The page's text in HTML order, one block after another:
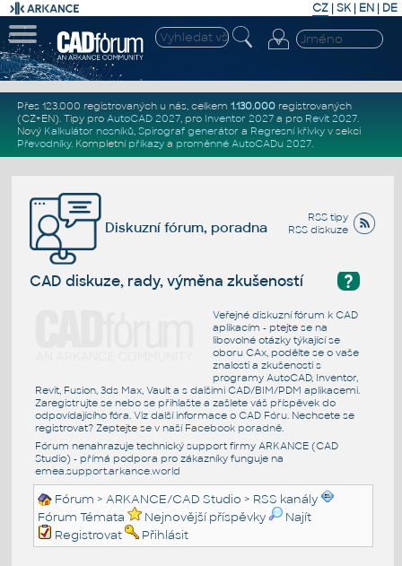
CZ | SK| EN | DE
Přes 123.000 registrovaných u nás, celkem 1.130.000registrovaných
(CZ+EN). Tipy pro AutoCAD 2027, pro Inventor 2027a pro Revit 2027.
Nový Kalkulátor nosníků, Spirograf generátor a Regresní křivkyv sekci
Převodníky. Kompletní příkazya proměnné AutoCADu 2027.
RSS tipy
RSS diskuze
Diskuzní fórum, poradna
?
CAD diskuze, rady, výměna zkušeností
Veřejné diskuzní fórum k CAD
aplikacím - ptejte se na
libovolné otázky týkající se
oboru CAx, podělte se o vaše
znalosti a zkušenosti s
programy AutoCAD, Inventor,
Revit, Fusion, 3ds Max, Vault a s dalšími CAD/BIM/PDM aplikacemi.
Zaregistrujte se nebo se přihlašte a zašlete váš příspěvek do
odpovídajícího fóra. Viz další informace o CAD Fóru. Nechcete se
registrovat? Zeptejte se v naší Facebook poradně.
Fórum nenahrazuje technický support firmy ARKANCE (CAD
Studio) - přímá podpora pro zákazníky funguje na
emea.support.arkance.world
Fórum >ARKANCE/CAD Studio > RSS kanály
Fórum Témata
Nejnovější příspěvky
Najít
Registrovat
Přihlásit